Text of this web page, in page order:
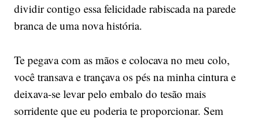
dividir contigo essa felicidade rabiscada na parede
branca de uma nova história.
Te pegava com as mãos e colocava no meu colo,
você transava e trançava os pés na minha cintura e
deixava-se levar pelo embalo do tesão mais
sorridente que eu poderia te proporcionar. Sem